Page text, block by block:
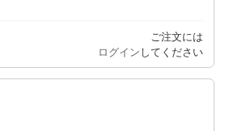
ご注文には
ログイン してください